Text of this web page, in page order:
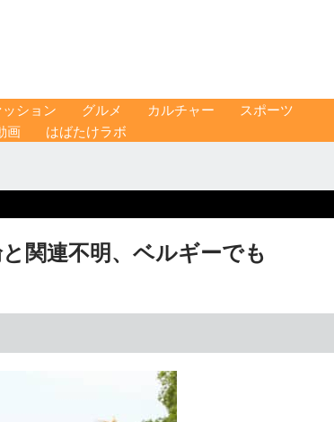
ッション グルメ カルチャー
スポーツ
画 はばたけラボ
関連不明、ベルギーでも